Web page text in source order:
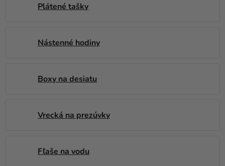
Blog
Plátené tašky
Nástenné hodiny
Boxy na desiatu
Vrecká na prezúvky
Fľaše na vodu